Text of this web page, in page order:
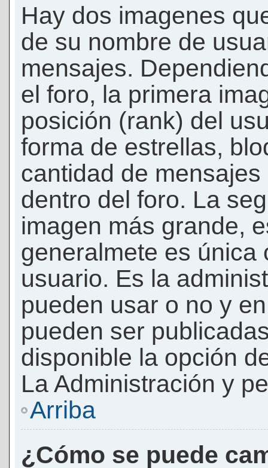
Hay dos imagenes
de su nombre de
mensajes.
el foro, la primera
posición (rank) del
forma de estrellas,
cantidad de
dentro del foro. La
imagen más grande,
generalmete es única
usuario. Es la
pueden usar o no y
pueden ser
disponible la opción
La Administración y
Arriba
¿Cómo se puede